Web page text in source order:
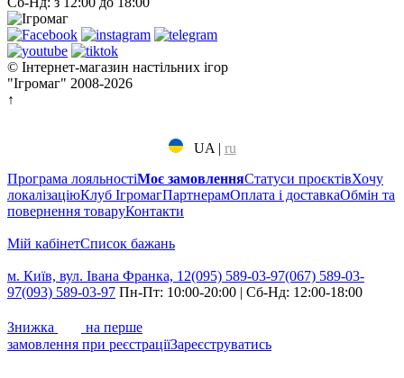
© Інтернет-магазин настільних ігор
"Ігромаг" 2008-2026
↑
UA | ru
Програма лояльностіМоє замовленняСтатуси проєктівХочу
локалізаціюКлуб ІгромагПартнерамОплата і доставкаОбмін та
повернення товаруКонтакти
Мій кабінетCписок бажань
м. Київ, вул. Івана Франка, 12(095) 589-03-97(067) 589-03-
97(093) 589-03-97 Пн-Пт: 10:00-20:00 | Сб-Нд: 12:00-18:00
Знижка
на перше
замовлення при реєстраціїЗареєструватись